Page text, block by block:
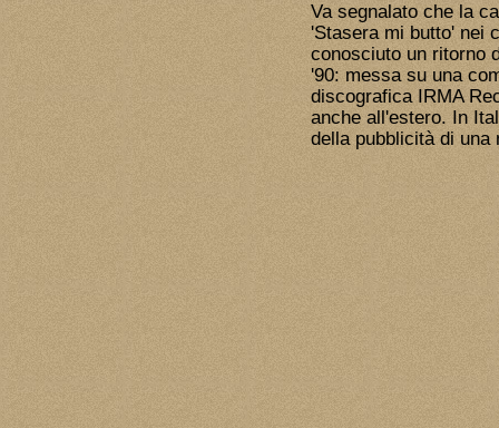
Va segnalato che la
'Stasera mi butto' nei
conosciuto un ritorno
'90: messa su una
discografica IRMA
anche all'estero. In
della pubblicità di